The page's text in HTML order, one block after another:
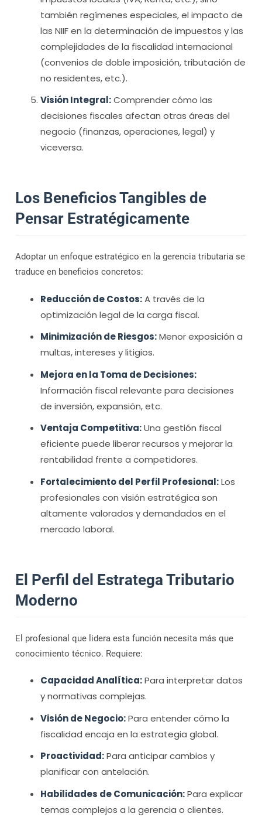
también regímenes especiales, el impacto de
las NIIF en la determinación de impuestos y las
complejidades de la fiscalidad internacional
(convenios de doble imposición, tributación de
no residentes, etc.).
Visión Integral:Comprender cómo las
decisiones fiscales afectan otras áreas del
negocio (finanzas, operaciones, legal) y
viceversa.
Los Beneficios Tangibles de
Pensar Estratégicamente
Adoptar un enfoque estratégico en la gerencia tributaria se
traduce en beneficios concretos:
Reducción de Costos:A través de la
optimización legal de la carga fiscal.
Minimización de Riesgos:Menor exposición a
multas, intereses y litigios.
Mejora en la Toma de Decisiones:
Información fiscal relevante para decisiones
de inversión, expansión, etc.
Ventaja Competitiva:Una gestión fiscal
eficiente puede liberar recursos y mejorar la
rentabilidad frente a competidores.
Fortalecimiento del Perfil Profesional:Los
profesionales con visión estratégica son
altamente valorados y demandados en el
mercado laboral.
El Perfil del Estratega Tributario
Moderno
El profesional que lidera esta función necesita más que
conocimiento técnico. Requiere:
Capacidad Analítica:Para interpretar datos
y normativas complejas.
Visión de Negocio:Para entender cómo la
fiscalidad encaja en la estrategia global.
Proactividad:Para anticipar cambios y
planificar con antelación.
Habilidades de Comunicación:Para explicar
temas complejos a la gerencia o clientes.